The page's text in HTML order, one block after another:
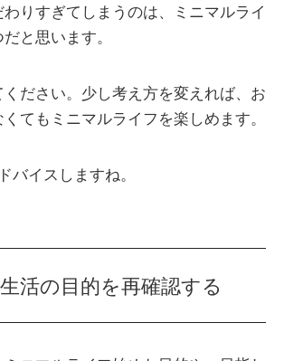
わりすぎてしまうのは、ミニマルライ
と思います。
ださい。少し考え方を変えれば、お
てもミニマルライフを楽しめます。
バイスしますね。
活の目的を再確認する